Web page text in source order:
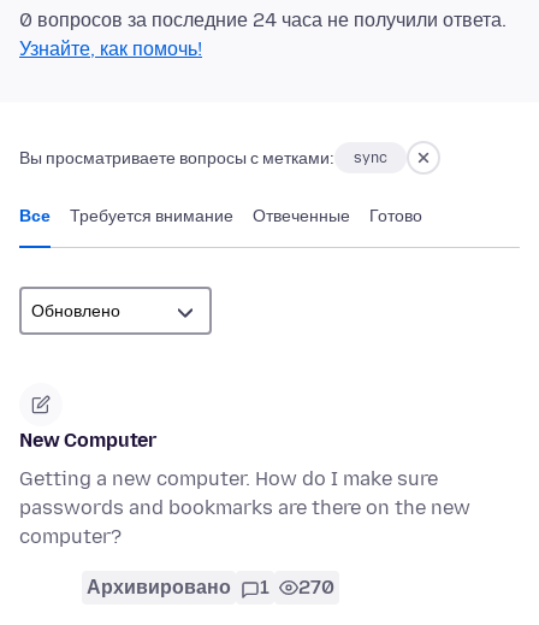
0 вопросов за последние 24 часа не получили ответа.
Узнайте, как помочь!
Вы просматриваете вопросы с метками: sync
Все Требуется внимание Отвеченные Готово
New Computer
Getting a new computer. How do I make sure
passwords and bookmarks are there on the new
computer?
Архивировано 1 270